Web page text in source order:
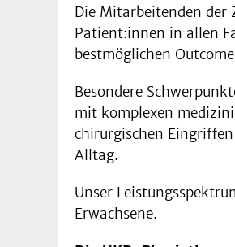
Die Mitarbeitenden der
Patient:innen in allen
bestmöglichen
Besondere
mit komplexen
chirurgischen
Alltag.
Unser
Erwachsene.